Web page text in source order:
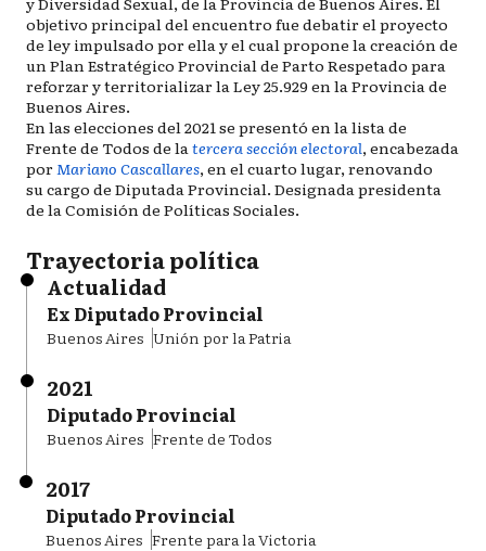
objetivo principal del encuentro fue debatir el proyecto
de ley impulsado por ella y el cual propone la creación de
un Plan Estratégico Provincial de Parto Respetado para
reforzar y territorializar la Ley 25.929 en la Provincia de
Buenos Aires.
En las elecciones del 2021 se presentó en la lista de
Frente de Todos de latercera sección electoral, encabezada
porMariano Cascallares, en el cuarto lugar, renovando
su cargo de Diputada Provincial. Designada presidenta
de la Comisión de Políticas Sociales.
Trayectoria política
Actualidad
Ex Diputado Provincial
Buenos Aires Unión por la Patria
2021
Diputado Provincial
Buenos Aires Frente de Todos
2017
Diputado Provincial
Buenos Aires Frente para la Victoria